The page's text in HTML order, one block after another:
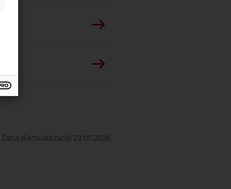
Data d'actualització 22.05.2026